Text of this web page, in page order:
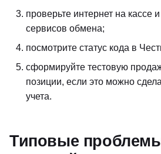
проверьте интернет на кассе
сервисов обмена;
посмотрите статус кода в
сформируйте тестовую
позиции, если это можно
учета.
Типовые